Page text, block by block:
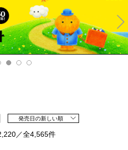
Ne
xt
発売日の新しい順
／全4,565件